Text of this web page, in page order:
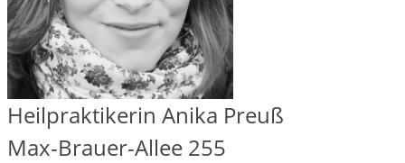
Heilpraktikerin Anika Preuß
Max-Brauer-Allee 255